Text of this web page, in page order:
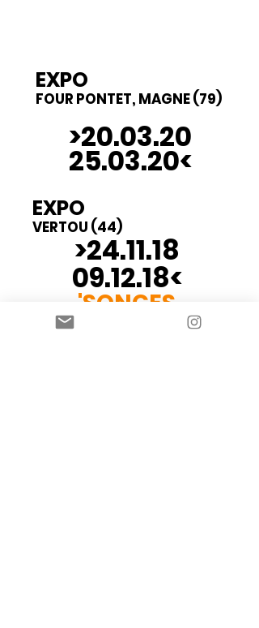
EXPO
FOUR PONTET, MAGNE (79)
>20.03.20
25.03.20<
EXPO
VERTOU (44)
>24.11.18
09.12.18<
'SONGES
COLORES'